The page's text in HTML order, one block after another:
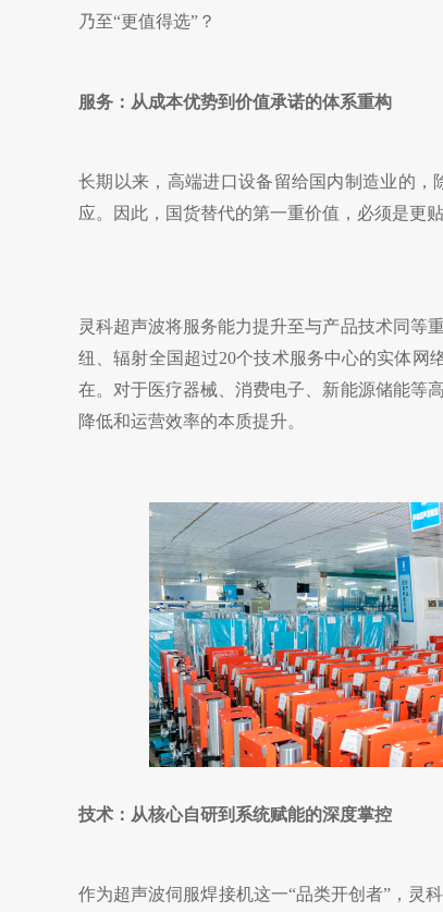
乃至“更值得选”？
服务：从成本优势到价值承诺的体系重构
长期以来，高端进口设备留给国内制造业的
应。因此，国货替代的第一重价值，必须是更
灵科超声波将服务能力提升至与产品技术同等
纽、辐射全国超过20个技术服务中心的实体网
在。对于医疗器械、消费电子、新能源储能等
降低和运营效率的本质提升。
技术：从核心自研到系统赋能的深度掌控
作为超声波伺服焊接机这一“品类开创者”，灵科